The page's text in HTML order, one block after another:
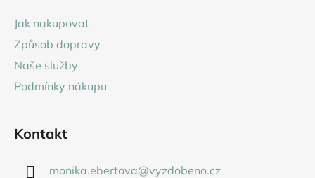
Jak nakupovat
Způsob dopravy
Naše služby
Podmínky nákupu
Kontakt
monika.ebertova@vyzdobeno.cz